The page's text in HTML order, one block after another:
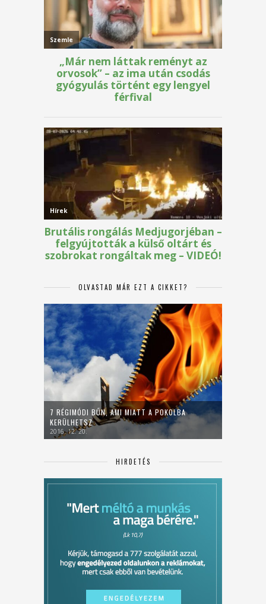
OLVASTAD MÁR EZT A CIKKET?
7 RÉGIMÓDI BŰN, AMI MIATT A POKOLBA
KERÜLHETSZ
2016. 12. 20.
HIRDETÉS